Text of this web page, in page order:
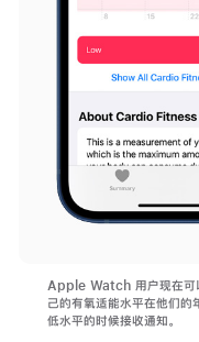
Apple Watch 用户现在可
己的有氧适能水平在他们的
低水平的时候接收通知。